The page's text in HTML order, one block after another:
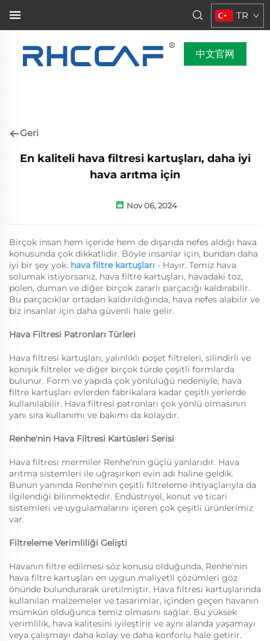
TR
中文官网
Geri
En kaliteli hava filtresi kartuşları, daha iyi
hava arıtma için
Nov 06, 2024
Birçok insan hem içeride hem de dışarıda nefes aldığı hava
konusunda çok dikkatlidir. Böyle insanlar için, bundan daha
iyi bir şey yok. hava filtre kartuşları - Hayır. Temiz hava
solumak istiyorsanız, hava filtre kartuşları, havadaki toz,
polen, duman ve diğer birçok zararlı parçacığı kaldırabilir.
Bu parçacıklar ortadan kaldırıldığında, hava nefes alabilir ve
biz insanlar için daha güvenli hale gelir.
Hava Filtresi Patronları Türleri
Hava filtresi kartuşları, yalınlıklı poşet filtreleri, silindirli ve
konişik filtreler ve diğer birçok türde çeşitli formlarda
bulunur. Form ve yapıda çok yönlülüğü nedeniyle, hava
filtre kartuşları evlerden fabrikalara kadar çeşitli yerlerde
kullanılabilir. Hava filtresi patronları çok yönlü olmasının
yanı sıra kullanımı ve bakımı da kolaydır.
Renhe'nin Hava Filtresi Kartüsleri Serisi
Hava filtresi mermiler Renhe'nin güçlü yanlarıdır. Hava
arıtma sistemleri ile uğraşırken evin adı haline geldik.
Bunun yanında Renhe'nin çeşitli filtreleme ihtiyaçlarıyla da
ilgilendiği bilinmektedir. Endüstriyel, konut ve ticari
sistemleri ve uygulamalarını içeren çok çeşitli ürünlerimiz
var.
Filtreleme Verimliliği Gelişti
Havanın filtre edilmesi söz konusu olduğunda, Renhe'nin
hava filtre kartuşları en uygun maliyetli çözümleri göz
önünde bulundurarak üretilmiştir. Hava filtresi kartuşlarında
kullanılan malzemeler ve tasarımlar, içinden geçen havanın
mümkün olduğunca temiz olmasını sağlar. Bu yüksek
verimlilik, hava kalitesini iyileştirir ve aynı alanda yaşamayı
veya çalışmayı daha kolay ve daha konforlu hale getirir.